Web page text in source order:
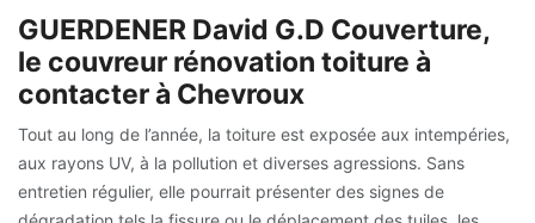
GUERDENER David G.D Couverture,
le couvreur rénovation toiture à
contacter à Chevroux
Tout au long de l’année, la toiture est exposée aux intempéries,
aux rayons UV, à la pollution et diverses agressions. Sans
entretien régulier, elle pourrait présenter des signes de